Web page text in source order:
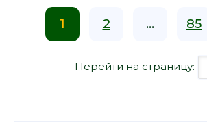
1 2 ... 85
Перейти на страницу: